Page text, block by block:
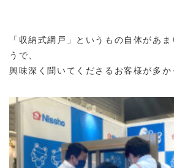
「収納式網戸」というもの自体があ
うで、
興味深く聞いてくださるお客様が多か